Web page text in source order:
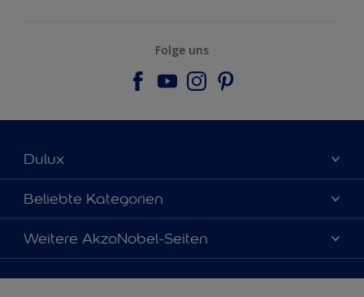
Folge uns
Dulux
Über uns
Farbgenauigkeit
Kontaktieren Sie uns
Beliebte Kategorien
Dulux Farben
Farbe des Jahres
Produkte
Weitere AkzoNobel-Seiten